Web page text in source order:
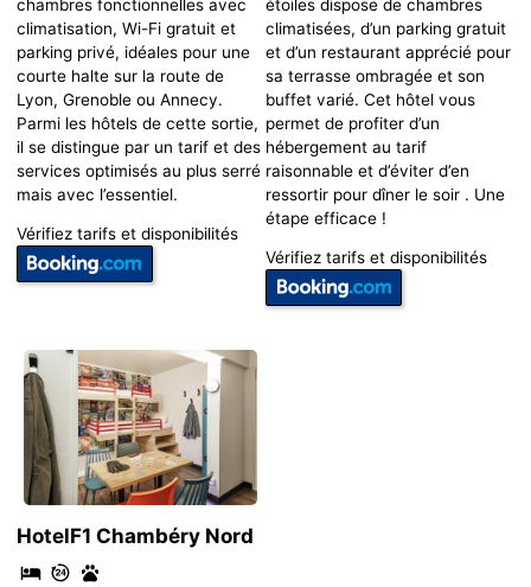
chambres fonctionnelles avec
climatisation, Wi-Fi gratuit et
parking privé, idéales pour une
courte halte sur la route de
Lyon, Grenoble ou Annecy.
Parmi les hôtels de cette sortie,
il se distingue par un tarif et des
services optimisés au plus serré
mais avec l’essentiel.
Vérifiez tarifs et disponibilités
étoiles dispose de chambres
climatisées, d’un parking gratuit
et d’un restaurant apprécié pour
sa terrasse ombragée et son
buffet varié. Cet hôtel vous
permet de profiter d’un
hébergement au tarif
raisonnable et d’éviter d’en
ressortir pour dîner le soir . Une
étape efficace !
Vérifiez tarifs et disponibilités
HotelF1 Chambéry Nord